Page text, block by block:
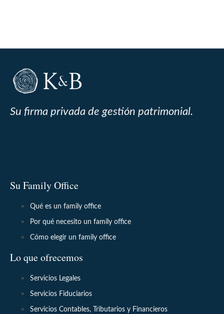
Su firma privada de gestión patrimonial.
Su Family Office
Qué es un family office
Por qué necesito un family office
Cómo elegir un family office
Lo que ofrecemos
Servicios Legales
Servicios Fiduciarios
Servicios Contables, Tributarios y Financieros